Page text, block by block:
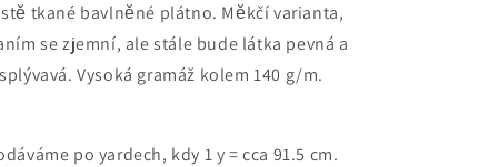
tkané bavlněné plátno. Měkčí varianta,
se zjemní, ale stále bude látka pevná a
Vysoká gramáž kolem 140 g/m.
po yardech, kdy 1 y = cca 91.5 cm.